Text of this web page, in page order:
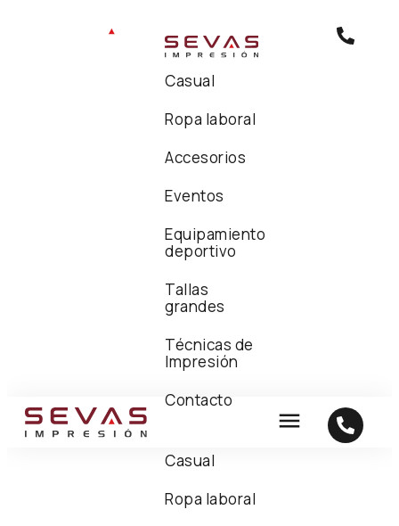
Casual
Ropa laboral
Accesorios
Eventos
Equipamiento
deportivo
Tallas
grandes
Técnicas de
Impresión
Contacto
Casual
Ropa laboral